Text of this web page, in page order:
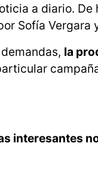
a diario.
Sofía Vergara
la
interesantes